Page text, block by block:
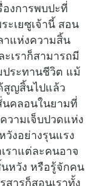
การพบปะที่
ะเยซูเจ้านี้ สอน
าแห่งความสิ้น
เราก็สามารถมี
ประทานชีวิต แม้
สูญสิ้นไปแล้ว
นคลอนในยามที่
วามเจ็บปวดแห่ง
งอย่างรุนแรง
ราแต่ละคนอาจ
หวัง หรือรู้จักคน
ารก็สอนเราทั้ง